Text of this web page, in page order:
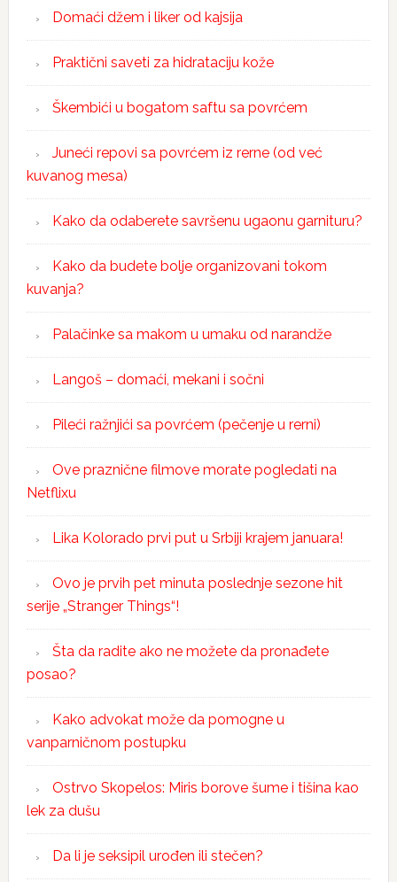
Domaći džem i liker od kajsija
Praktični saveti za hidrataciju kože
Škembići u bogatom saftu sa povrćem
Juneći repovi sa povrćem iz rerne (od već
kuvanog mesa)
Kako da odaberete savršenu ugaonu garnituru?
Kako da budete bolje organizovani tokom
kuvanja?
Palačinke sa makom u umaku od narandže
Langoš – domaći, mekani i sočni
Pileći ražnjići sa povrćem (pečenje u rerni)
Ove praznične filmove morate pogledati na
Netflixu
Lika Kolorado prvi put u Srbiji krajem januara!
Ovo je prvih pet minuta poslednje sezone hit
serije „Stranger Things“!
Šta da radite ako ne možete da pronađete
posao?
Kako advokat može da pomogne u
vanparničnom postupku
Ostrvo Skopelos: Miris borove šume i tišina kao
lek za dušu
Da li je seksipil urođen ili stečen?